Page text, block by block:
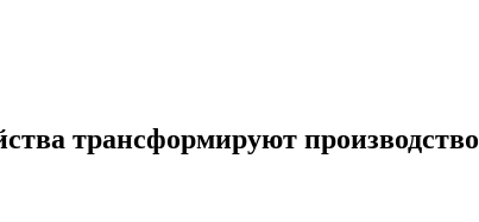
трансформируют производство